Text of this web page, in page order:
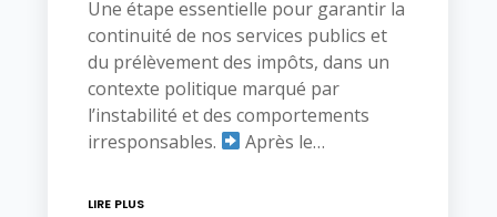
Une étape essentielle pour garantir la
continuité de nos services publics et
du prélèvement des impôts, dans un
contexte politique marqué par
l’instabilité et des comportements
irresponsables.
Après le…
LIRE PLUS